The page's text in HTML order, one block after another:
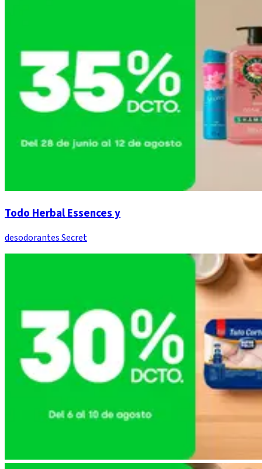
Todo Herbal Essences y
desodorantes Secret